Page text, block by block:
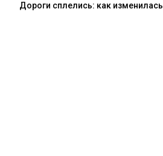
Дороги сплелись: как